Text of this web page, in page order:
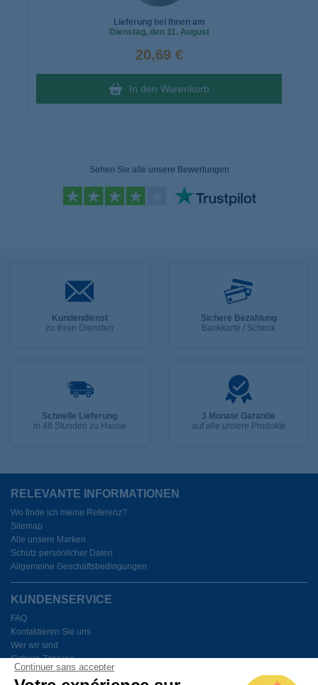
Continuer sans accepter
Lieferung bei Ihnen am
Dienstag, den 11. August
20,69 €
In den Warenkorb
Sehen Sie alle unsere Bewertungen
Kundendienst
zu Ihren Diensten
Sichere Bezahlung
Bankkarte / Scheck
Schnelle Lieferung
in 48 Stunden zu Hause
3 Monate Garantie
auf alle unsere Produkte
RELEVANTE INFORMATIONEN
Wo finde ich meine Referenz?
Sitemap
Alle unsere Marken
Schutz persönlicher Daten
Allgemeine Geschäftsbedingungen
KUNDENSERVICE
FAQ
Kontaktieren Sie uns
Wer wir sind
Sichere Zahlung
Meine Cookies verwalten